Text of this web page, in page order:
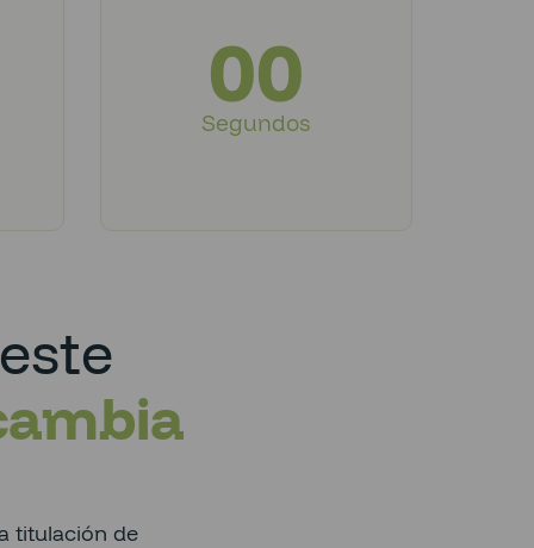
00
Segundos
titulación de